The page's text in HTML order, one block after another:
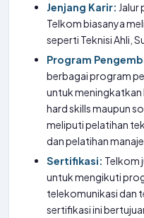
Jenjang Karir: Jalur
Telkom biasanya
seperti Teknisi Ahli,
Program
berbagai program
untuk
hard skills maupun
meliputi pelatihan
dan pelatihan
Sertifikasi: Telkom
untuk mengikuti
telekomunikasi dan
sertifikasi ini